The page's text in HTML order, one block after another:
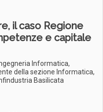
il caso Regione
e capitale
Informatica,
della sezione Informatica,
Basilicata